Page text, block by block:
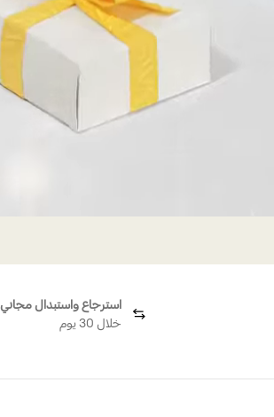
استرجاع واستبدال مجاني
خلال 30 يوم